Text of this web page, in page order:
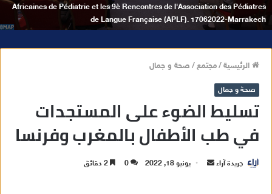
Africaines de Pédiatrie et les 9è Rencontres de l'Association des Pédiatres
de Langue Française (APLF). 17062022-Marrakech
الرئيسية/مجتمع/ صحة و جمال
صحة و جمال
تسليط الضوء على المستجدات
في طب الأطفال بالمغرب وفرنسا
جريدة آراء يونيو 18, 2022 0